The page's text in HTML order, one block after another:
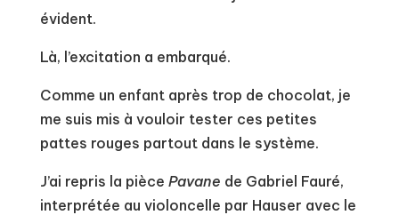
évident.
Là, l’excitation a embarqué.
Comme un enfant après trop de chocolat, je
me suis mis à vouloir tester ces petites
pattes rouges partout dans le système.
J’ai repris la pièce Pavane de Gabriel Fauré,
interprétée au violoncelle par Hauser avec le